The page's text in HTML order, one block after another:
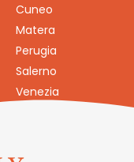
Cuneo
Matera
Perugia
Salerno
Venezia